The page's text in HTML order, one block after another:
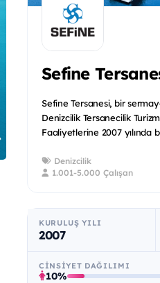
Sefine
Sefine Tersanesi, bir
Denizcilik Tersanecilik
Faaliyetlerine 2007 yılında
Denizcilik
1.001-5.000 Çalışan
KURULUŞ YILI
2007
CINSIYET DAĞILIMI
10%